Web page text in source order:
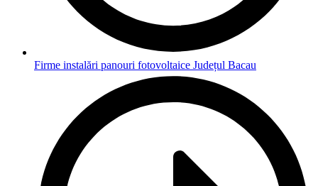
Firme instalări panouri fotovoltaice Județul Bacau